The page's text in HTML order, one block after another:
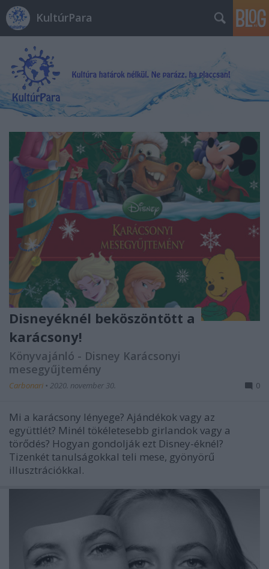
KultúrPara
Disneyéknél beköszöntött a
karácsony!
Könyvajánló - Disney Karácsonyi
mesegyűjtemény
Carbonari • 2020. november 30. 0
Mi a karácsony lényege? Ajándékok vagy az
együttlét? Minél tökéletesebb girlandok vagy a
törődés? Hogyan gondolják ezt Disney-éknél?
Tizenkét tanulságokkal teli mese, gyönyörű
illusztrációkkal.